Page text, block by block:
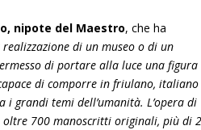
nipote del Maestro, che ha
di un museo o di un
di portare alla luce una figura
di comporre in friulano, italiano
grandi temi dell’umanità. L’opera di
700 manoscritti originali, più di